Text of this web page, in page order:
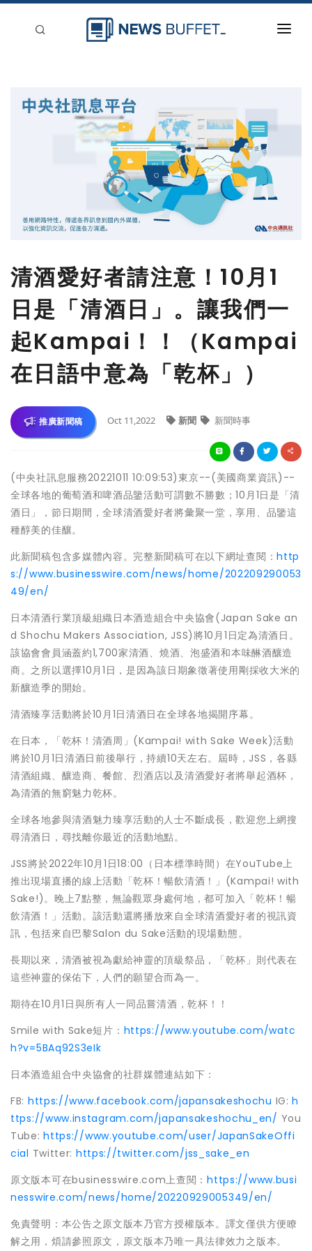
清酒愛好者請注意！10月1
日是「清酒日」。讓我們一
起Kampai！！（Kampai
在日語中意為「乾杯」）
推廣新聞稿 Oct 11,2022 新聞 新聞時事
(中央社訊息服務20221011 10:09:53)東京--(美國商業資訊)--
全球各地的葡萄酒和啤酒品鑒活動可謂數不勝數；10月1日是「清
酒日」，節日期間，全球清酒愛好者將彙聚一堂，享用、品鑒這
種醇美的佳釀。
此新聞稿包含多媒體內容。完整新聞稿可在以下網址查閱：http
s://www.businesswire.com/news/home/202209290053
49/en/
日本清酒行業頂級組織日本酒造組合中央協會(Japan Sake an
d Shochu Makers Association, JSS)將10月1日定為清酒日。
該協會會員涵蓋約1,700家清酒、燒酒、泡盛酒和本味醂酒釀造
商。之所以選擇10月1日，是因為該日期象徵著使用剛採收大米的
新釀造季的開始。
清酒臻享活動將於10月1日清酒日在全球各地揭開序幕。
在日本，「乾杯！清酒周」(Kampai! with Sake Week)活動
將於10月1日清酒日前後舉行，持續10天左右。屆時，JSS，各縣
清酒組織、釀造商、餐館、烈酒店以及清酒愛好者將舉起酒杯，
為清酒的無窮魅力乾杯。
全球各地參與清酒魅力臻享活動的人士不斷成長，歡迎您上網搜
尋清酒日，尋找離你最近的活動地點。
JSS將於2022年10月1日18:00（日本標準時間）在YouTube上
推出現場直播的線上活動「乾杯！暢飲清酒！」(Kampai! with
Sake!)。晚上7點整，無論觀眾身處何地，都可加入「乾杯！暢
飲清酒！」活動。該活動還將播放來自全球清酒愛好者的視訊資
訊，包括來自巴黎Salon du Sake活動的現場動態。
長期以來，清酒被視為獻給神靈的頂級祭品，「乾杯」則代表在
這些神靈的保佑下，人們的願望合而為一。
期待在10月1日與所有人一同品嘗清酒，乾杯！！
Smile with Sake短片： https://www.youtube.com/watc
h?v=5BAq92S3eIk
日本酒造組合中央協會的社群媒體連結如下：
FB: https://www.facebook.com/japansakeshochu IG:h
ttps://www.instagram.com/japansakeshochu_en/ You
Tube:https://www.youtube.com/user/JapanSakeOffi
cial Twitter: https://twitter.com/jss_sake_en
原文版本可在businesswire.com上查閱：https://www.busi
nesswire.com/news/home/20220929005349/en/
免責聲明：本公告之原文版本乃官方授權版本。譯文僅供方便瞭
解之用，煩請參照原文，原文版本乃唯一具法律效力之版本。